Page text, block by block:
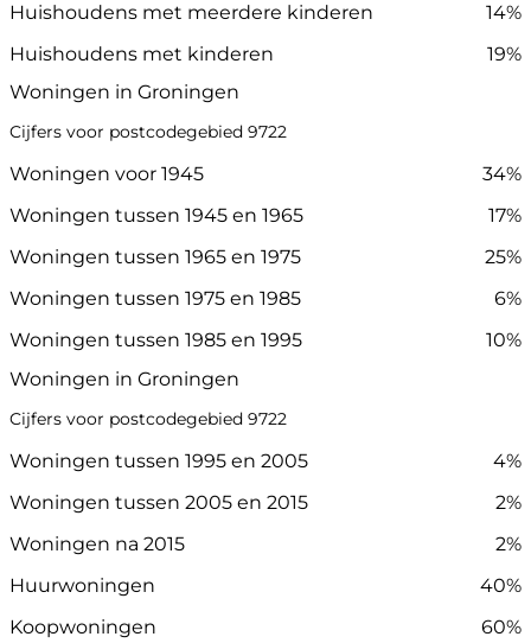
Huishoudens met meerdere kinderen
14%
Huishoudens met kinderen
19%
Woningen in Groningen
Cijfers voor postcodegebied 9722
Woningen voor 1945
34%
Woningen tussen 1945 en 1965
17%
Woningen tussen 1965 en 1975
25%
Woningen tussen 1975 en 1985
6%
Woningen tussen 1985 en 1995
10%
Woningen in Groningen
Cijfers voor postcodegebied 9722
Woningen tussen 1995 en 2005
4%
Woningen tussen 2005 en 2015
2%
Woningen na 2015
2%
Huurwoningen
40%
Koopwoningen
60%